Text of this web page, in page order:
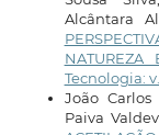
Alcântara
NATUREZA
Tecnologia:
João
Paiva